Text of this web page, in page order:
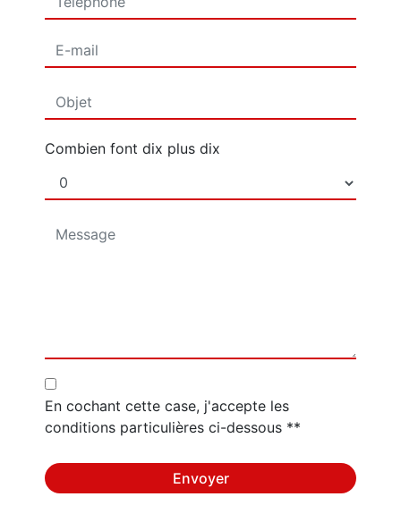
Combien font dix plus dix
En cochant cette case, j'accepte les
conditions particulières ci-dessous **
Envoyer